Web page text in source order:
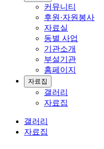
커뮤니티
후원·자원봉사
자료실
동별 사업
기관소개
부설기관
홈페이지
자료집
갤러리
자료집
갤러리
자료집